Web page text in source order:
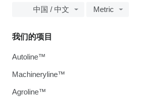
中国 / 中文 Metric
我们的项目
Autoline™
Machineryline™
Agroline™